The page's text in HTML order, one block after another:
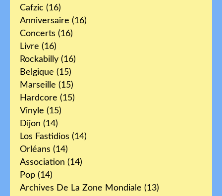
Cafzic (16)
Anniversaire (16)
Concerts (16)
Livre (16)
Rockabilly (16)
Belgique (15)
Marseille (15)
Hardcore (15)
Vinyle (15)
Dijon (14)
Los Fastidios (14)
Orléans (14)
Association (14)
Pop (14)
Archives De La Zone Mondiale (13)